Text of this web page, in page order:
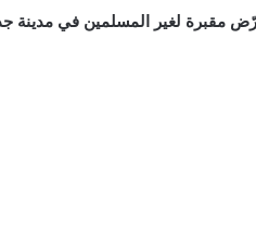
مقبرة لغير المسلمين في مدينة